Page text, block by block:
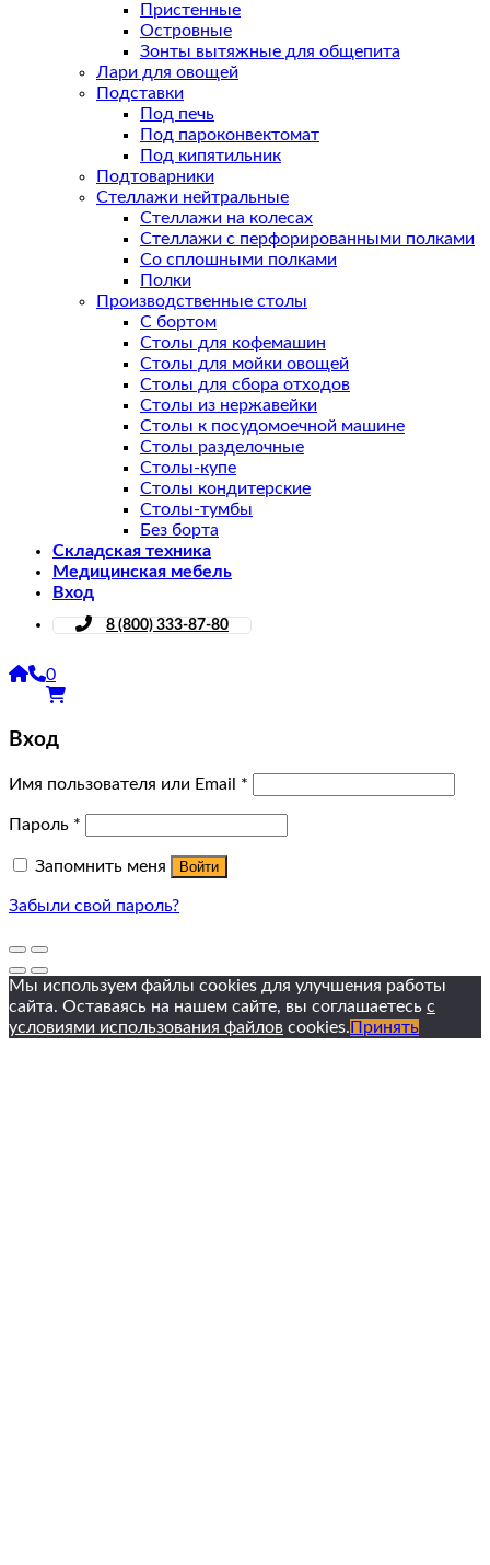
Пристенные
Островные
Зонты вытяжные для общепита
Лари для овощей
Подставки
Под печь
Под пароконвектомат
Под кипятильник
Подтоварники
Стеллажи нейтральные
Стеллажи на колесах
Стеллажи с перфорированными полками
Со сплошными полками
Полки
Производственные столы
С бортом
Столы для кофемашин
Столы для мойки овощей
Столы для сбора отходов
Столы из нержавейки
Столы к посудомоечной машине
Столы разделочные
Столы-купе
Столы кондитерские
Столы-тумбы
Без борта
Складская техника
Медицинская мебель
Вход
8 (800) 333-87-80
0
Вход
Имя пользователя или Email *
Пароль *
Запомнить меня Войти
Забыли свой пароль?
Мы используем файлы cookies для улучшения работы
сайта. Оставаясь на нашем сайте, вы соглашаетесь с
условиями использования файлов cookies. Принять